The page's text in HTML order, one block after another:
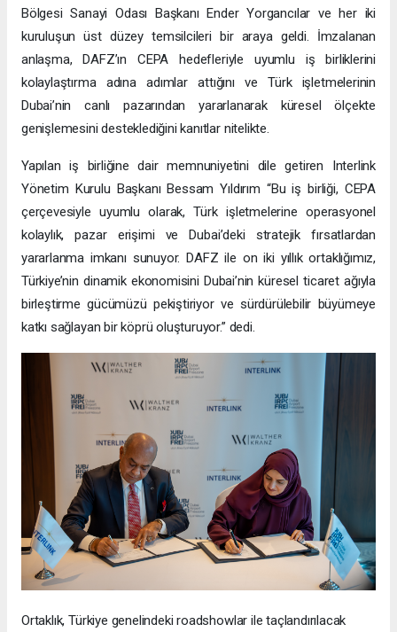
Bölgesi Sanayi Odası Başkanı Ender Yorgancılar ve her iki
kuruluşun üst düzey temsilcileri bir araya geldi. İmzalanan
anlaşma, DAFZ’ın CEPA hedefleriyle uyumlu iş birliklerini
kolaylaştırma adına adımlar attığını ve Türk işletmelerinin
Dubai’nin canlı pazarından yararlanarak küresel ölçekte
genişlemesini desteklediğini kanıtlar nitelikte.
Yapılan iş birliğine dair memnuniyetini dile getiren Interlink
Yönetim Kurulu Başkanı Bessam Yıldırım “Bu iş birliği, CEPA
çerçevesiyle uyumlu olarak, Türk işletmelerine operasyonel
kolaylık, pazar erişimi ve Dubai’deki stratejik fırsatlardan
yararlanma imkanı sunuyor. DAFZ ile on iki yıllık ortaklığımız,
Türkiye’nin dinamik ekonomisini Dubai’nin küresel ticaret ağıyla
birleştirme gücümüzü pekiştiriyor ve sürdürülebilir büyümeye
katkı sağlayan bir köprü oluşturuyor.” dedi.
Ortaklık, Türkiye genelindeki roadshowlar ile taçlandırılacak